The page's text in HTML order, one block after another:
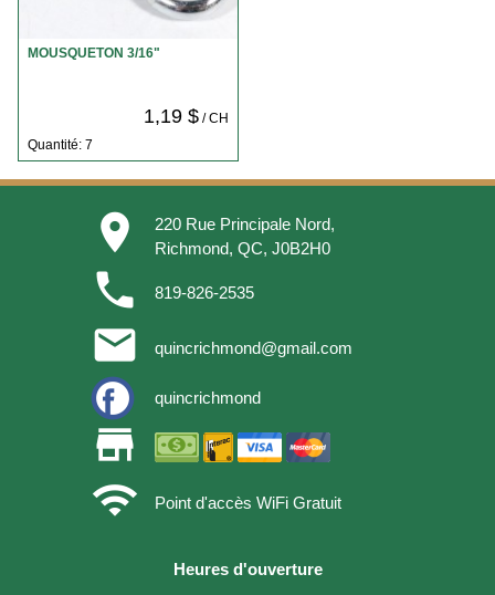
MOUSQUETON 3/16"
1,19 $/ CH
Quantité: 7
place
220 Rue Principale Nord,
Richmond, QC, J0B2H0
phone 819-826-2535
email quincrichmond@gmail.com
quincrichmond
store
wifi
Point d'accès WiFi Gratuit
Heures d'ouverture